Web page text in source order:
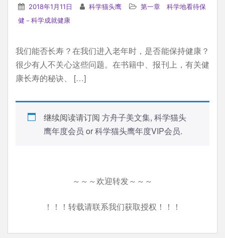
2018年1月11日 科学猫头鹰
第一章 科学地看待保
健－科学成就健康
我们能否长寿？在我们进入老年时，是否能保持健康？
很少有人不关心这些问题。在书籍中、报刊上，有关健
康长寿的秘诀、 […]
继续阅读请订阅 方舟子美文集, 科学猫头
鹰年度会员 or科学猫头鹰年度VIP会员.
～～～欢迎转发～～～
！！！转载请联系我们获取授权！！！